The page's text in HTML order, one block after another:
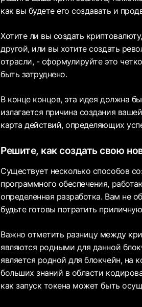
как вы будете его создавать и
Хотите ли вы создать
другой, или вы хотите создать
отрасли, - сформулируйте это
быть затруднено.
В конце концов, эта идея должна
излагается причина создания
карта действий, определяющих
Решите, как создать свою
Существует несколько способов
программного обеспечения,
определенная разработка. Вам не
будьте готовы потратить
Важно отметить разницу между
являются родными для данной
является родной для блокчейн, на
больших знаний в области
как запуск токена может быть